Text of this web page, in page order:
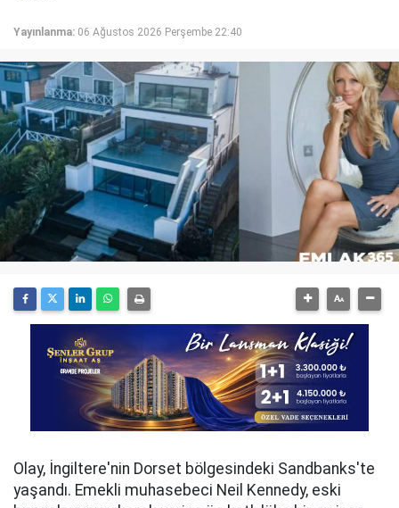
Yayınlanma: 06 Ağustos 2026 Perşembe 22:40
Olay, İngiltere'nin Dorset bölgesindeki Sandbanks'te
yaşandı. Emekli muhasebeci Neil Kennedy, eski